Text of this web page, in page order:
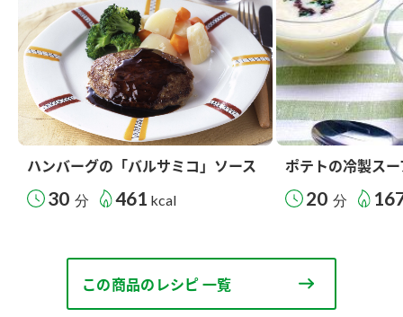
ハンバーグの「バルサミコ」ソース
30 分 461 kcal
ポテトの冷製スー
20 分
この商品のレシピ 一覧